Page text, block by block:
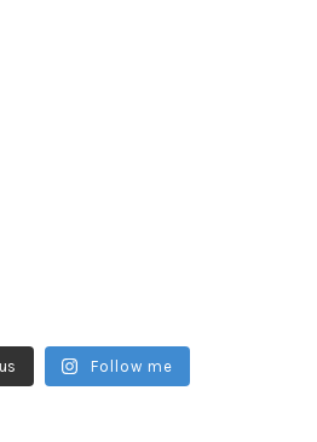
Follow me